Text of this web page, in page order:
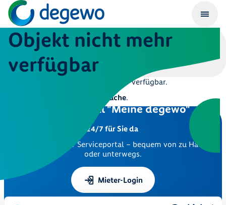
Objekt nicht mehr
verfügbar
Dieses Objekt ist leider nicht mehr verfügbar.
Immobiliensuche.
Serviceportal "Meine degewo"
24/7 für Sie da
Nutzen Sie unser Serviceportal – bequem von zu Hause
oder unterwegs.
Mieter-Login